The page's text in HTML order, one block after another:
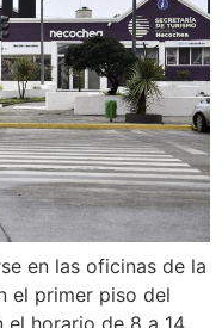
en las oficinas de la
el primer piso del
el horario de 8 a 14,